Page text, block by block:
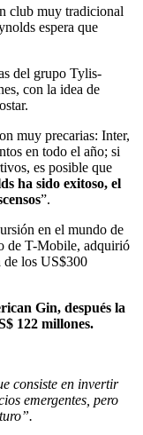
club muy tradicional
espera que
del grupo Tylis-
con la idea de
muy precarias: Inter,
en todo el año; si
es posible que
ha sido exitoso, el
”.
en el mundo de
de T-Mobile, adquirió
los US$300
Gin, después la
122 millones.
consiste en invertir
emergentes, pero